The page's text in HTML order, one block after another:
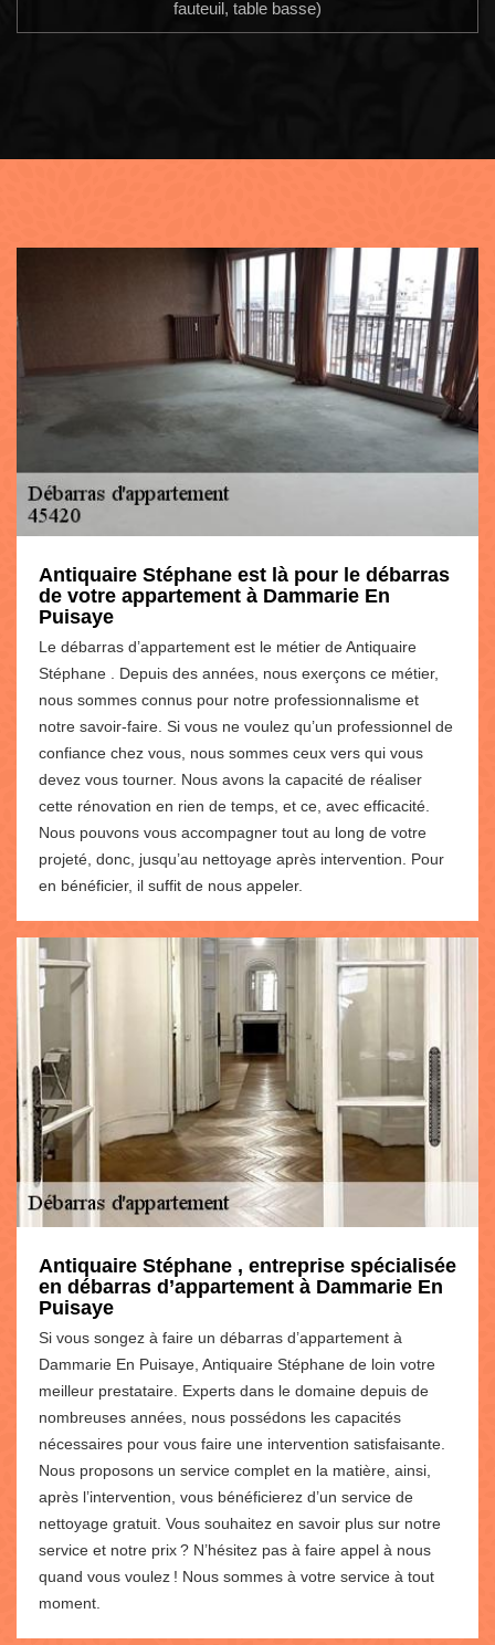
fauteuil, table basse)
Antiquaire Stéphane est là pour le débarras
de votre appartement à Dammarie En
Puisaye
Le débarras d’appartement est le métier de Antiquaire
Stéphane . Depuis des années, nous exerçons ce métier,
nous sommes connus pour notre professionnalisme et
notre savoir-faire. Si vous ne voulez qu’un professionnel de
confiance chez vous, nous sommes ceux vers qui vous
devez vous tourner. Nous avons la capacité de réaliser
cette rénovation en rien de temps, et ce, avec efficacité.
Nous pouvons vous accompagner tout au long de votre
projeté, donc, jusqu’au nettoyage après intervention. Pour
en bénéficier, il suffit de nous appeler.
Antiquaire Stéphane , entreprise spécialisée
en débarras d’appartement à Dammarie En
Puisaye
Si vous songez à faire un débarras d’appartement à
Dammarie En Puisaye, Antiquaire Stéphane de loin votre
meilleur prestataire. Experts dans le domaine depuis de
nombreuses années, nous possédons les capacités
nécessaires pour vous faire une intervention satisfaisante.
Nous proposons un service complet en la matière, ainsi,
après l’intervention, vous bénéficierez d’un service de
nettoyage gratuit. Vous souhaitez en savoir plus sur notre
service et notre prix ? N’hésitez pas à faire appel à nous
quand vous voulez ! Nous sommes à votre service à tout
moment.